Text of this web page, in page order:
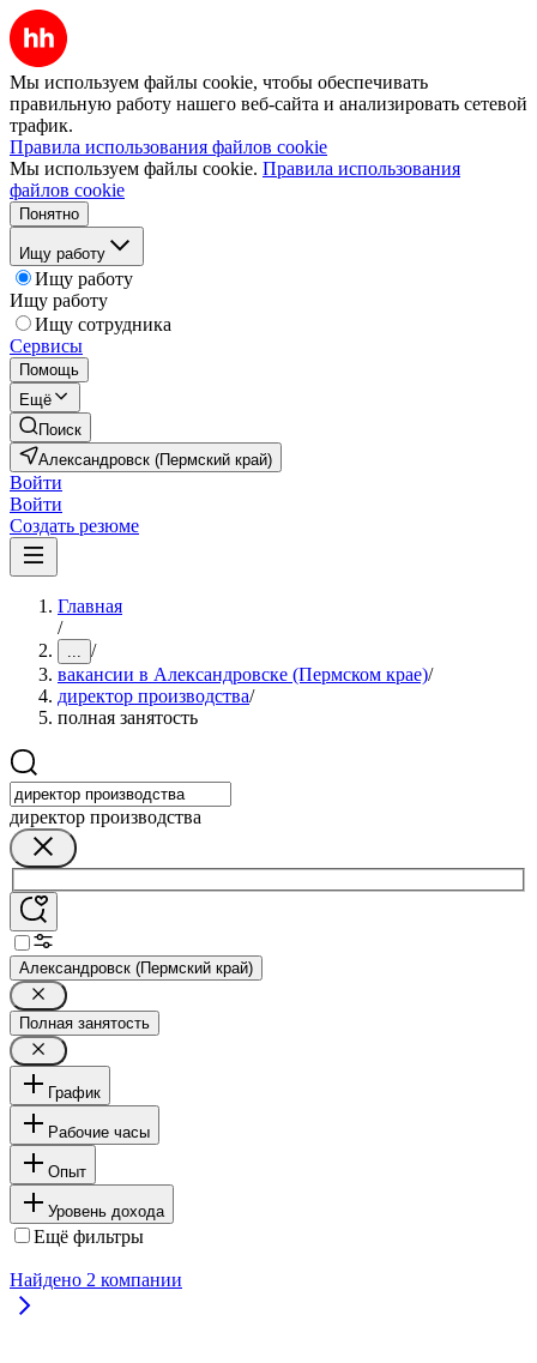
Мы используем файлы cookie, чтобы обеспечивать
правильную работу нашего веб-сайта и анализировать сетевой
трафик.
Правила использования файлов cookie
Мы используем файлы cookie. Правила использования
файлов cookie
Понятно
Ищу работу
Ищу работу
Ищу работу
Ищу сотрудника
Сервисы
Помощь
Ещё
Поиск
Александровск (Пермский край)
Войти
Войти
Создать резюме
Главная
/
... /
вакансии в Александровске (Пермском крае)/
директор производства/
полная занятость
директор производства
Александровск (Пермский край)
Полная занятость
График
Рабочие часы
Опыт
Уровень дохода
Ещё фильтры
Найдено 2 компании